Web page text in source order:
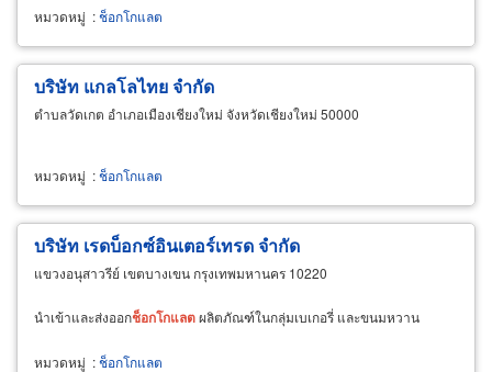
หมวดหมู่ :ช็อกโกแลต
บริษัท แกลโลไทย จำกัด
ตำบลวัดเกต อำเภอเมืองเชียงใหม่ จังหวัดเชียงใหม่ 50000
หมวดหมู่ :ช็อกโกแลต
บริษัท เรดบ็อกซ์อินเตอร์เทรด จำกัด
แขวงอนุสาวรีย์ เขตบางเขน กรุงเทพมหานคร 10220
นำเข้าและส่งออกช็อกโกแลตผลิตภัณฑ์ในกลุ่มเบเกอรี่ และขนมหวาน
หมวดหมู่ :ช็อกโกแลต